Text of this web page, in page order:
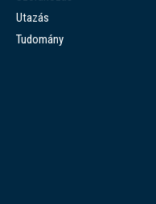
Utazás
Tudomány